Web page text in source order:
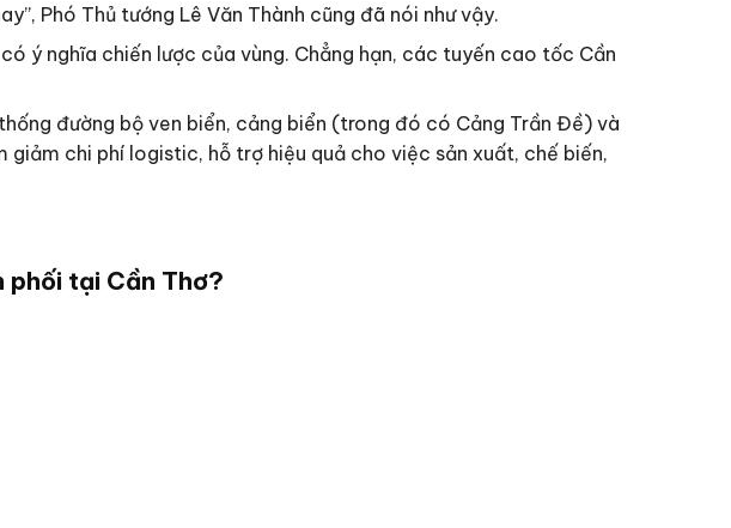
Phó Thủ tướng Lê Văn Thành cũng đã nói như vậy.
ý nghĩa chiến lược của vùng. Chẳng hạn, các tuyến cao tốc Cần
đường bộ ven biển, cảng biển (trong đó có Cảng Trần Đề) và
chi phí logistic, hỗ trợ hiệu quả cho việc sản xuất, chế biến,
phối tại Cần Thơ?